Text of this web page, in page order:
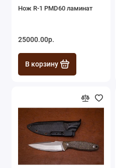
Нож R-1 PMD60 ламинат
25000.00р.
В корзину